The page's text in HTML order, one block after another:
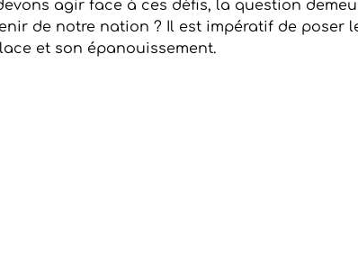
agir face à ces défis, la question
de notre nation ? Il est impératif de poser
et son épanouissement.